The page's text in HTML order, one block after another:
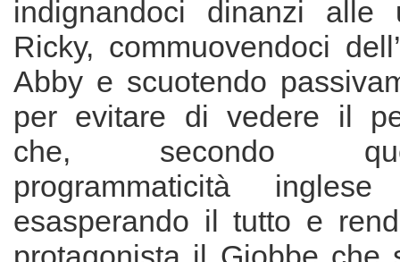
indignandoci dinanzi alle
Ricky, commuovendoci
Abby e scuotendo
per evitare di vedere il
che, secondo
programmaticità
esasperando il tutto e